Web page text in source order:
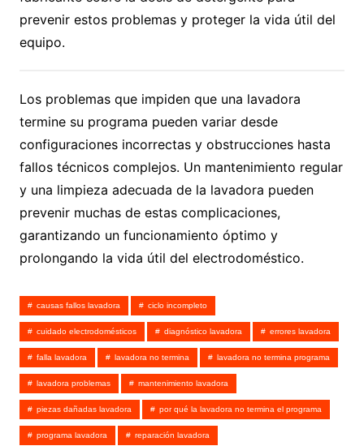
prevenir estos problemas y proteger la vida útil del
equipo.
Los problemas que impiden que una lavadora
termine su programa pueden variar desde
configuraciones incorrectas y obstrucciones hasta
fallos técnicos complejos. Un mantenimiento regular
y una limpieza adecuada de la lavadora pueden
prevenir muchas de estas complicaciones,
garantizando un funcionamiento óptimo y
prolongando la vida útil del electrodoméstico.
causas fallos lavadora ciclo incompleto
cuidado electrodomésticos diagnóstico lavadora errores lavadora
falla lavadora lavadora no termina lavadora no termina programa
lavadora problemas mantenimiento lavadora
piezas dañadas lavadora por qué la lavadora no termina el programa
programa lavadora reparación lavadora